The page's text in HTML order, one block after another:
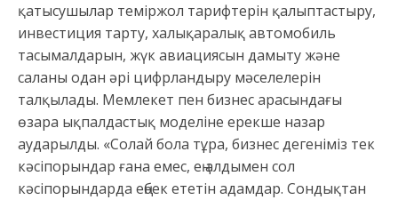
қатысушылар теміржол тарифтерін қалыптастыру,
инвестиция тарту, халықаралық автомобиль
тасымалдарын, жүк авиациясын дамыту жəне
саланы одан əрі цифрландыру мəселелерін
талқылады. Мемлекет пен бизнес арасындағы
өзара ықпалдастық моделіне ерекше назар
аударылды. «Солай бола тұра, бизнес дегеніміз тек
кəсіпорындар ғана емес, ең алдымен сол
кəсіпорындарда еңбек ететін адамдар. Сондықтан